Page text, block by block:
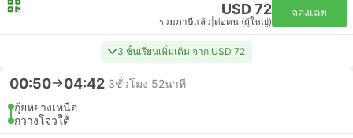
USD 72
รวมภาษีแล้ว ต่อคน (ผู้ใหญ่)
จองเลย
3 ชั้นเรียนเพิ่มเติม จาก USD 72
00:50 04:42 3ชั่วโมง 52นาที
กุ้ยหยางเหนือ
กวางโจวใต้